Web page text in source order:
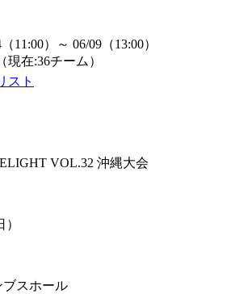
11:00）～ 06/09（13:00）
現在:36チーム）
スト
VOL.32 沖縄大会
スホール